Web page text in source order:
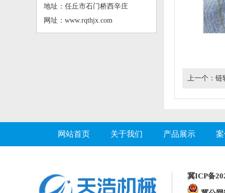
地址：任丘市石门桥西辛庄
网址：www.rqthjx.com
上一个： 链
网站首页 关于我们 产品展示
冀ICP备